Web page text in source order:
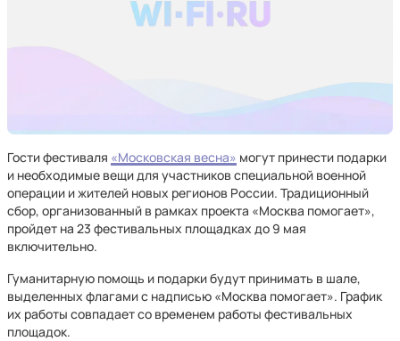
Гости фестиваля «Московская весна» могут принести подарки
и необходимые вещи для участников специальной военной
операции и жителей новых регионов России. Традиционный
сбор, организованный в рамках проекта «Москва помогает»,
пройдет на 23 фестивальных площадках до 9 мая
включительно.
Гуманитарную помощь и подарки будут принимать в шале,
выделенных флагами с надписью «Москва помогает». График
их работы совпадает со временем работы фестивальных
площадок.